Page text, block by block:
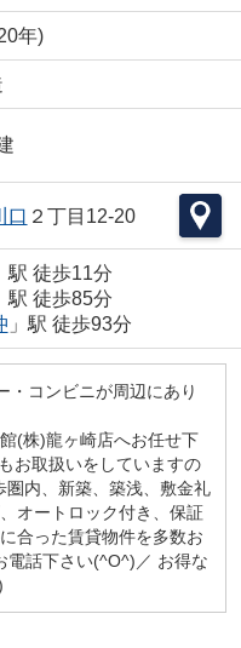
年)
口 ２丁目12-20
駅 徒歩11分
駅 徒歩85分
」駅 徒歩93分
コンビニが周辺にあり
(株)龍ヶ崎店へお任せ下
お取扱いをしていますの
内、新築、築浅、敷金礼
オートロック付き、保証
合った賃貸物件を多数お
電話下さい(^O^)／ お得な